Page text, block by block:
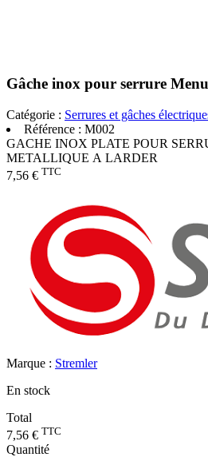
Gâche inox pour serrure
Catégorie : Serrures et gâches
Référence : M002
GACHE INOX PLATE POUR
METALLIQUE A LARDER
7,56 € TTC
Marque : Stremler
En stock
Total
7,56 € TTC
Quantité